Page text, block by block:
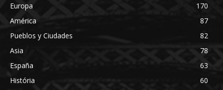
Europa
170
América
87
Pueblos y Ciudades
82
Asia
78
España
63
História
60